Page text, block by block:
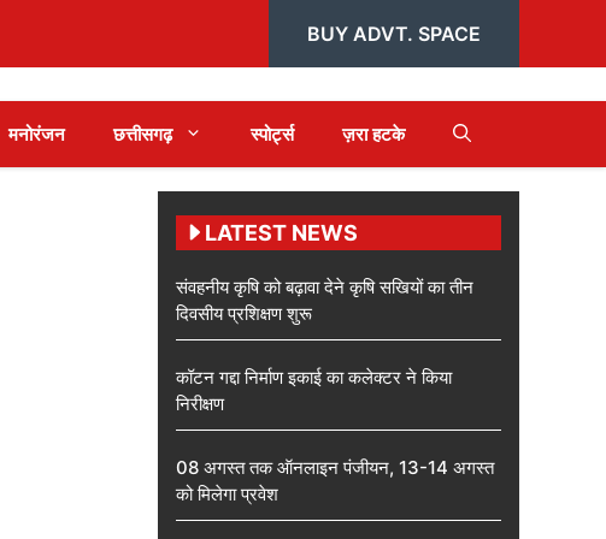
BUY ADVT. SPACE
मनोरंजन छत्तीसगढ़ स्पोर्ट्स ज़रा हटके
LATEST NEWS
संवहनीय कृषि को बढ़ावा देने कृषि सखियों का तीन
दिवसीय प्रशिक्षण शुरू
कॉटन गद्दा निर्माण इकाई का कलेक्टर ने किया
निरीक्षण
08 अगस्त तक ऑनलाइन पंजीयन, 13-14 अगस्त
को मिलेगा प्रवेश